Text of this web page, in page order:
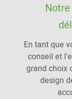
En tant que
conseil et
grand choix
design